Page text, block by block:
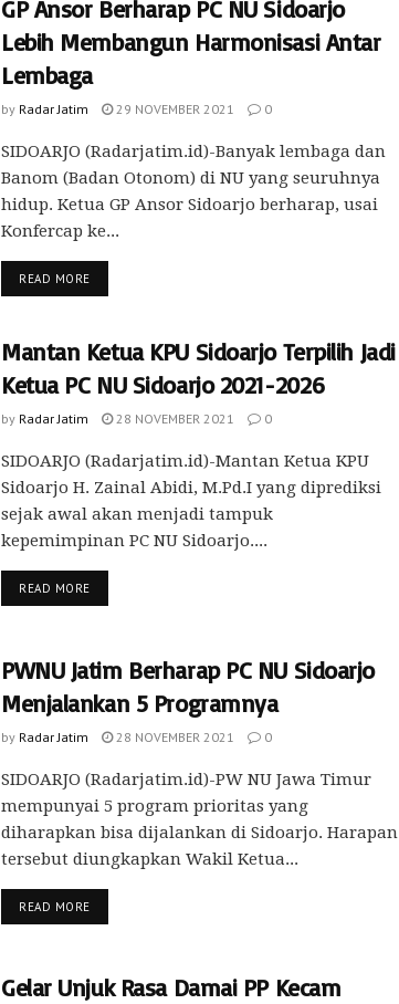
GP Ansor Berharap PC NU Sidoarjo
Lebih Membangun Harmonisasi Antar
Lembaga
by Radar Jatim 29 NOVEMBER 2021 0
SIDOARJO (Radarjatim.id)-Banyak lembaga dan
Banom (Badan Otonom) di NU yang seuruhnya
hidup. Ketua GP Ansor Sidoarjo berharap, usai
Konfercap ke...
READ MORE
Mantan Ketua KPU Sidoarjo Terpilih Jadi
Ketua PC NU Sidoarjo 2021-2026
by Radar Jatim 28 NOVEMBER 2021 0
SIDOARJO (Radarjatim.id)-Mantan Ketua KPU
Sidoarjo H. Zainal Abidi, M.Pd.I yang diprediksi
sejak awal akan menjadi tampuk
kepemimpinan PC NU Sidoarjo....
READ MORE
PWNU Jatim Berharap PC NU Sidoarjo
Menjalankan 5 Programnya
by Radar Jatim 28 NOVEMBER 2021 0
SIDOARJO (Radarjatim.id)-PW NU Jawa Timur
mempunyai 5 program prioritas yang
diharapkan bisa dijalankan di Sidoarjo. Harapan
tersebut diungkapkan Wakil Ketua...
READ MORE
Gelar Unjuk Rasa Damai PP Kecam